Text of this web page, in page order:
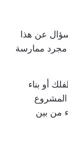
عن هذا
مجرد ممارسة
أو بناء
من بين